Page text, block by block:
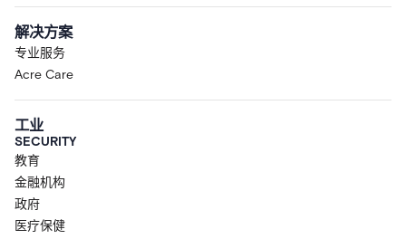
解决方案
专业服务
Acre Care
工业
SECURITY
教育
金融机构
政府
医疗保健